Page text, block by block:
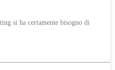
si ha certamente bisogno di